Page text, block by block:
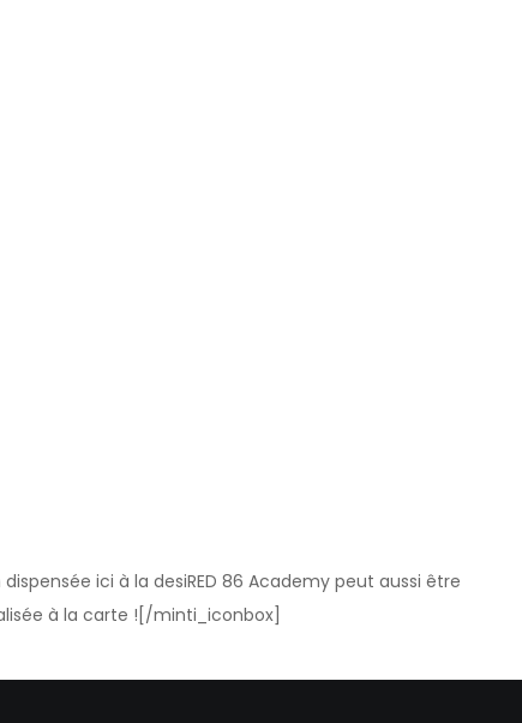
ici à la desiRED 86 Academy peut aussi être
à la carte ! [/minti_iconbox]